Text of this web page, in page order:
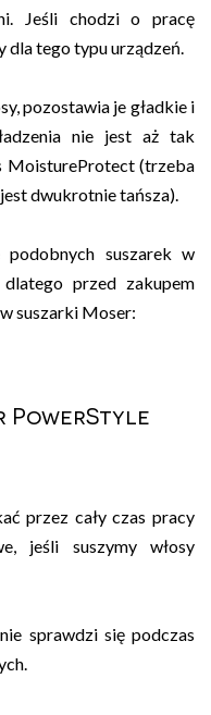
Jeśli chodzi o pracę
dla tego typu urządzeń.
pozostawia je gładkie i
nie jest aż tak
MoistureProtect (trzeba
dwukrotnie tańsza).
suszarek w
przed zakupem
suszarki Moser:
PowerStyle
przez cały czas pracy
jeśli suszymy włosy
sprawdzi się podczas